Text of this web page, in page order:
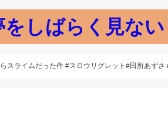
しばらく見ない
スライムだった件 #スロウリグレット#田所あず